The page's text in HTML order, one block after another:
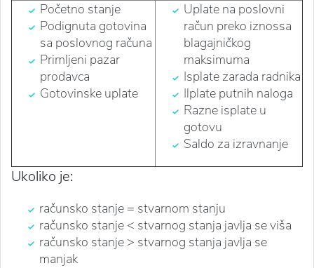
Početno stanje
Podignuta gotovina
sa poslovnog računa
Primljeni pazar
prodavca
Gotovinske uplate
Uplate na poslovni
račun preko iznossa
blagajničkog
maksimuma
Isplate zarada radnika
Ilplate putnih naloga
Razne isplate u
gotovu
Saldo za izravnanje
Ukoliko je:
računsko stanje = stvarnom stanju
računsko stanje < stvarnog stanja javlja se viša
računsko stanje > stvarnog stanja javlja se
manjak